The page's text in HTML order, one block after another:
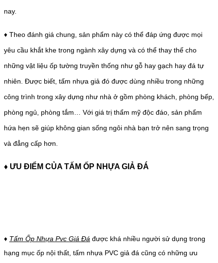
nay.
♦ Theo đánh giá chung, sản phẩm này có thể đáp ứng được mọi
yêu cầu khắt khe trong ngành xây dựng và có thể thay thế cho
những vật liệu ốp tường truyền thống như gỗ hay gạch hay đá tự
nhiên. Được biết, tấm nhựa giả đó được dùng nhiều trong những
công trình trong xây dựng như nhà ở gồm phòng khách, phòng bếp,
phòng ngủ, phòng tắm… Với giá trị thẩm mỹ độc đáo, sản phẩm
hứa hẹn sẽ giúp không gian sống ngôi nhà bạn trở nên sang trọng
và đẳng cấp hơn.
♦ ƯU ĐIỂM CỦA TẤM ỐP NHỰA GIẢ ĐÁ
♦ Tấm Ốp Nhựa Pvc Giả Đá được khá nhiều người sử dụng trong
hạng mục ốp nội thất, tấm nhựa PVC giả đá cũng có những ưu